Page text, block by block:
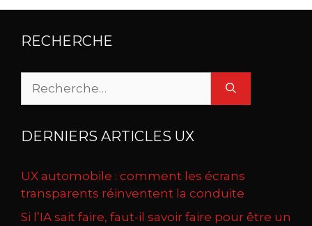
RECHERCHE
Rechercher :
DERNIERS ARTICLES UX
UX automobile : comment les écrans
transparents réinventent la conduite
Si l’IA sait faire, faut-il savoir faire pour être un